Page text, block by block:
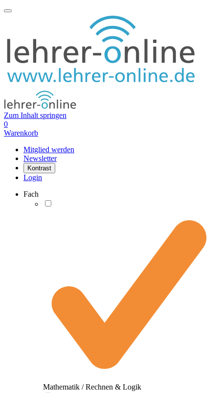
Zum Inhalt springen
0
Warenkorb
Mitglied werden
Newsletter
Kontrast
Login
Fach
Mathematik / Rechnen & Logik